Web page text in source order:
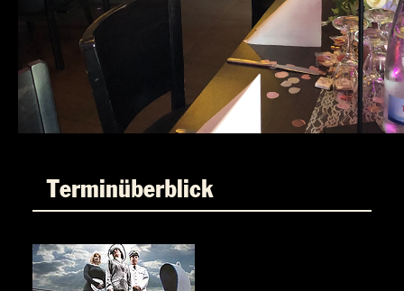
Terminüberblick